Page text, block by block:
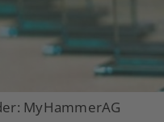
MyHammerAG